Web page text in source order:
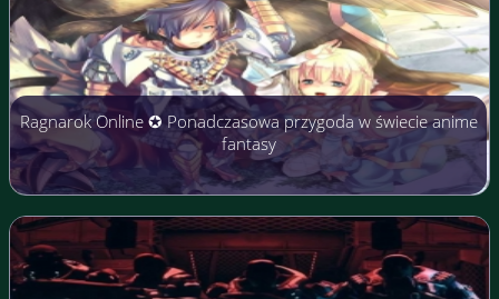
Ragnarok Online ✪ Ponadczasowa przygoda w świecie anime
fantasy